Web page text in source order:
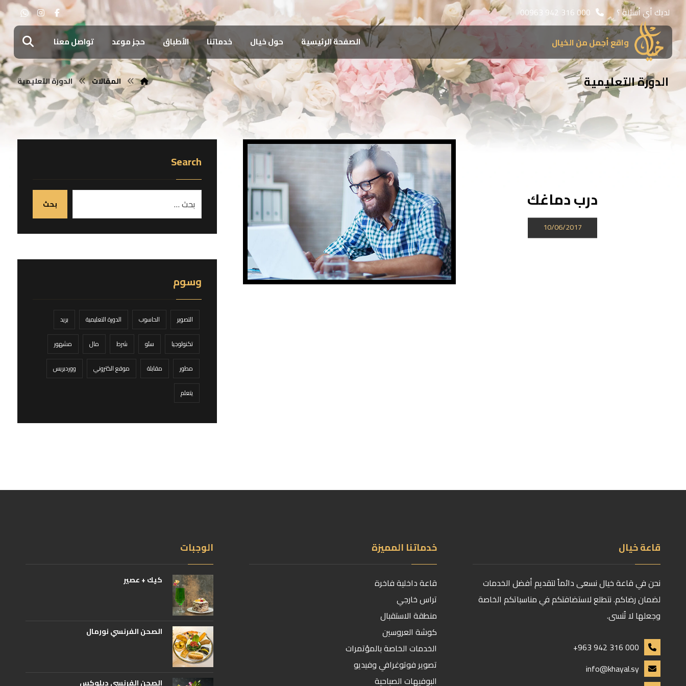
لديك أي أسئلة ؟
00963 942 316 000
واقع أجمل من الخيال
الصفحة الرئيسية حول خيال خدماتنا الأطباق حجز موعد تواصل معنا
الدورة التعليمية المقالات الدورة التعليمية
درب دماغك
10/06/2017
Search
بحث
وسوم
التصوير الحاسوب الدورة التعليمية بريد
تكنولوجيا سئو شرط مال مشهور
مطور مقابلة موقع الكتروني ووردبريس
يتعلم
قاعة خيال
نحن في قاعة خيال نسعى دائماً لتقديم أفضل الخدمات
لضمان رضاكم. نتطلع لاستضافتكم في مناسباتكم الخاصة
وجعلها لا تُنسى.
+963 942 316 000
info@khayal.sy
خدماتنا المميزة
قاعة داخلية فاخرة
تراس خارجي
منطقة الاستقبال
كوشة العروسين
الخدمات الخاصة بالمؤتمرات
تصوير فوتوغرافي وفيديو
البوفيهات الصباحية
الوجبات
كيك + عصير
الصحن الفرنسي نورمال
الصحن الفرنسي ديلوكس